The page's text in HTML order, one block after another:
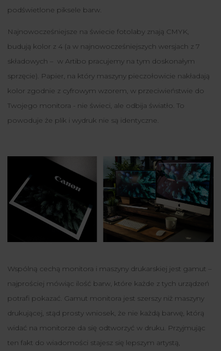
podświetlone piksele barw.
Najnowocześniejsze na świecie fotolaby znają CMYK,
budują kolor z 4 (a w najnowocześniejszych wersjach z 7
składowych – w Artibo pracujemy na tym doskonałym
sprzęcie). Papier, na który maszyny pieczołowicie nakładają
kolor zgodnie z cyfrowym wzorem, w przeciwieństwie do
Twojego monitora - nie świeci, ale odbija światło. To
powoduje że plik i wydruk nie są identyczne.
Wspólną cechą monitora i maszyny drukarskiej jest gamut –
najprościej mówiąc ilość barw, które każde z tych urządzeń
potrafi pokazać. Gamut monitora jest szerszy niż maszyny
drukującej, stąd prosty wniosek, że nie każdą barwę, którą
widać na monitorze da się odtworzyć w druku. Przyjmując
ten fakt do wiadomości stajesz się lepszym artystą,